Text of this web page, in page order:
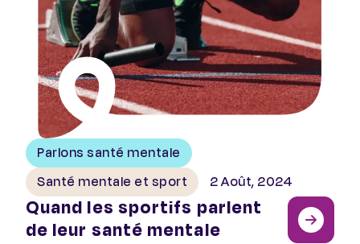
Parlons santé mentale
Santé mentale et sport
2 Août, 2024
Quand les sportifs parlent
de leur santé mentale